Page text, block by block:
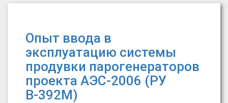
Опыт ввода в
эксплуатацию системы
продувки парогенераторов
проекта АЭС-2006 (РУ
В-392М)